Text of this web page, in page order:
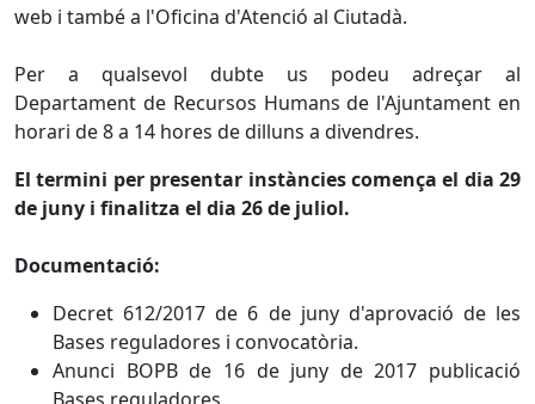
web i també a l'Oficina d'Atenció al Ciutadà.
Per a qualsevol dubte us podeu adreçar al
Departament de Recursos Humans de l'Ajuntament en
horari de 8 a 14 hores de dilluns a divendres.
El termini per presentar instàncies comença el dia 29
de juny i finalitza el dia 26 de juliol.
Documentació:
Decret 612/2017 de 6 de juny d'aprovació de les
Bases reguladores i convocatòria.
Anunci BOPB de 16 de juny de 2017 publicació